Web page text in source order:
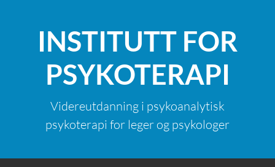
INSTITUTT FOR
PSYKOTERAPI
Videreutdanning i psykoanalytisk
psykoterapi for leger og psykologer